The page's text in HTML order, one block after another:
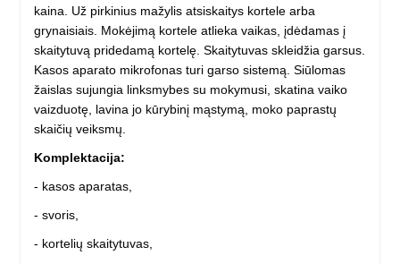
kaina. Už pirkinius mažylis atsiskaitys kortele arba
grynaisiais. Mokėjimą kortele atlieka vaikas, įdėdamas į
skaitytuvą pridedamą kortelę. Skaitytuvas skleidžia garsus.
Kasos aparato mikrofonas turi garso sistemą. Siūlomas
žaislas sujungia linksmybes su mokymusi, skatina vaiko
vaizduotę, lavina jo kūrybinį mąstymą, moko paprastų
skaičių veiksmų.
Komplektacija:
- kasos aparatas,
- svoris,
- kortelių skaitytuvas,